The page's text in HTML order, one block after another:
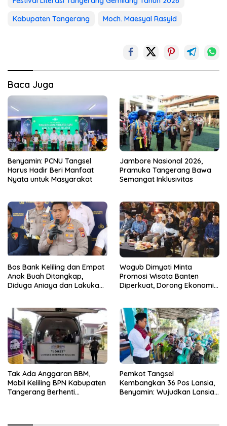
Kabupaten Tangerang
Moch. Maesyal Rasyid
Baca Juga
Benyamin: PCNU Tangsel
Harus Hadir Beri Manfaat
Nyata untuk Masyarakat
Jambore Nasional 2026,
Pramuka Tangerang Bawa
Semangat Inklusivitas
Bos Bank Keliling dan Empat
Anak Buah Ditangkap,
Diduga Aniaya dan Lakukan
Wagub Dimyati Minta
Promosi Wisata Banten
Diperkuat, Dorong Ekonomi
Tak Ada Anggaran BBM,
Mobil Keliling BPN Kabupaten
Tangerang Berhenti
Pemkot Tangsel
Kembangkan 36 Pos Lansia,
Benyamin: Wujudkan Lansia